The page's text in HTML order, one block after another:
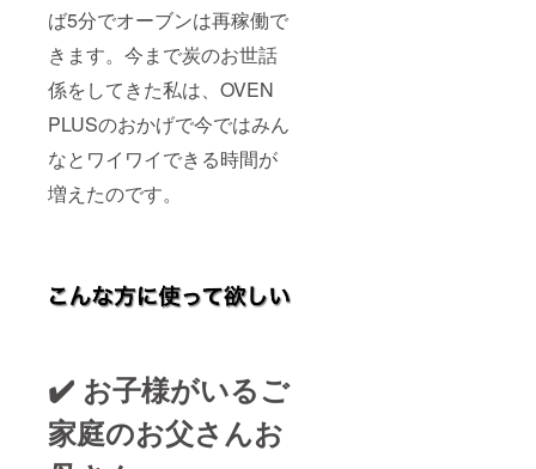
ば5分でオーブンは再稼働で
きます。今まで炭のお世話
係をしてきた私は、OVEN
PLUSのおかげで今ではみん
なとワイワイできる時間が
増えたのです。
✔️ お子様がいるご
家庭のお父さんお